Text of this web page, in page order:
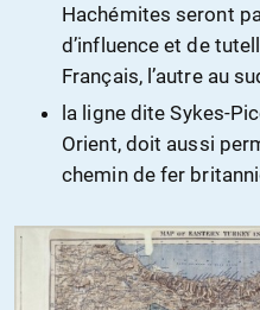
Hachémites seront
d’influence et de
Français, l’autre au
la ligne dite Sykes-
Orient, doit aussi
chemin de fer